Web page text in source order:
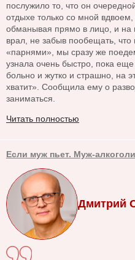
послужило то, что он
отдыхе только со мной
обманывая прямо в лицо, и на
врал, не забыв пообещать, что
«парнями», мы сразу же
узнала очень быстро, пока
больно и жутко и страшно, на
хватит». Сообщила ему о
заниматься.
Читать полностью
Если муж пьет. Муж-
Дмитрий